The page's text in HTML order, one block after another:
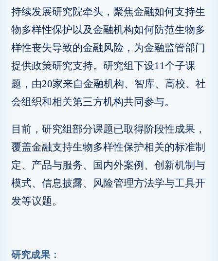
持续发展研究院牵头，聚焦金融如何支持生
物多样性保护以及金融机构如何防范生物多
样性丧失导致的金融风险，为金融监管部门
提供政策研究支持。研究组下设11个子课
题，由20家来自金融机构、智库、高校、社
会组织和相关第三方机构共同参与。
目前，研究组部分课题已取得阶段性成果，
覆盖金融支持生物多样性保护相关的标准制
定、产品与服务、国内外案例、创新机制与
模式、信息披露、风险管理方法学与工具开
发等议题。
研究成果：